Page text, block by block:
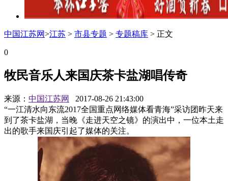
中国江苏网>江苏 > 市县专题 > 专题稿库 > 正文
0
牧民音乐人来国庆茶卡盐湖唱传奇
来源： 中国江苏网
2017-08-26 21:43:00
“一江清水向东流2017全国重点网络媒体看青海”采访团昨天来
到了茶卡盐湖，当晚《走进天空之镜》的演出中，一位本土走
出的歌手来国庆引起了媒体的关注。